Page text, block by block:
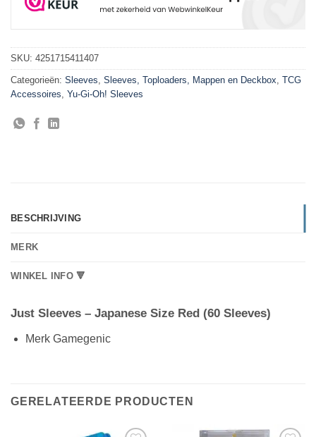
SKU: 4251715411407
Categorieën: Sleeves, Sleeves, Toploaders, Mappen en Deckbox, TCG
Accessoires, Yu-Gi-Oh! Sleeves
BESCHRIJVING
MERK
WINKEL INFO 🔻
Just Sleeves – Japanese Size Red (60 Sleeves)
Merk Gamegenic
GERELATEERDE PRODUCTEN